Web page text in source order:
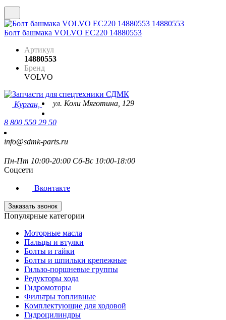
Болт башмака VOLVO EC220 14880553
Артикул
14880553
Бренд
VOLVO
Курган, ул. Коли Мяготина, 129
8 800 550 29 50
info@sdmk-parts.ru
Пн-Пт 10:00-20:00 Сб-Вс 10:00-18:00
Соцсети
Вконтакте
Заказать звонок
Популярные категории
Моторные масла
Пальцы и втулки
Болты и гайки
Болты и шпильки крепежные
Гильзо-поршневые группы
Редукторы хода
Гидромоторы
Фильтры топливные
Комплектующие для ходовой
Гидроцилиндры